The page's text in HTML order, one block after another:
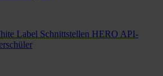
Label Schnittstellen HERO API-